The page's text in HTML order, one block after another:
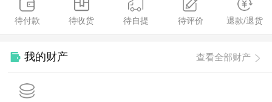
待付款 待收货 待自提 待评价 退款/退货
我的财产 查看全部财产